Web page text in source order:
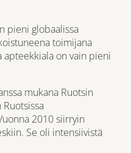
pieni globaalissa
toimijana
apteekkiala on vain pieni
mukana Ruotsin
2010 siirryin
Se oli intensiivistä